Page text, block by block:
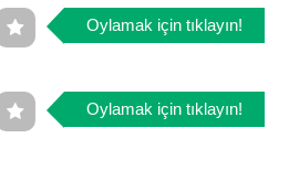
Oylamak için tıklayın!
Oylamak için tıklayın!